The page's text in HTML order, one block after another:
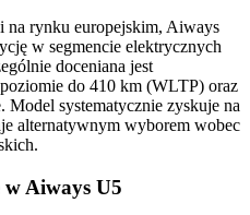
na rynku europejskim, Aiways
w segmencie elektrycznych
doceniana jest
do 410 km (WLTP) oraz
Model systematycznie zyskuje na
alternatywnym wyborem wobec
w Aiways U5